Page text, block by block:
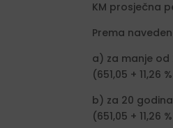
KM prosječna
Prema
a) za manje od
(651,05 + 11,26
b) za 20
(651,05 + 11,26